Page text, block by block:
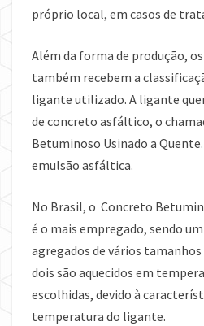
próprio local, em casos de
Além da forma de produção,
também recebem a
ligante utilizado. A ligante
de concreto asfáltico, o
Betuminoso Usinado a
emulsão asfáltica.
No Brasil, o Concreto
é o mais empregado, sendo
agregados de vários
dois são aquecidos em
escolhidas, devido à
temperatura do ligante.